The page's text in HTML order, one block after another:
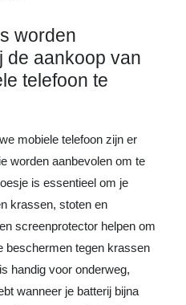
worden
de aankoop van
telefoon te
mobiele telefoon zijn er
worden aanbevolen om te
is essentieel om je
krassen, stoten en
screenprotector helpen om
beschermen tegen krassen
handig voor onderweg,
wanneer je batterij bijna